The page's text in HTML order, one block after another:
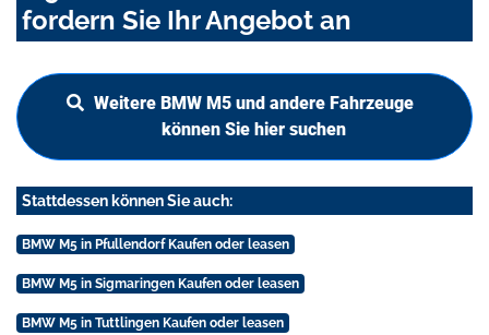
fordern Sie Ihr Angebot an
Weitere BMW M5 und andere Fahrzeuge
können Sie hier suchen
Stattdessen können Sie auch:
BMW M5 in Pfullendorf Kaufen oder leasen
BMW M5 in Sigmaringen Kaufen oder leasen
BMW M5 in Tuttlingen Kaufen oder leasen